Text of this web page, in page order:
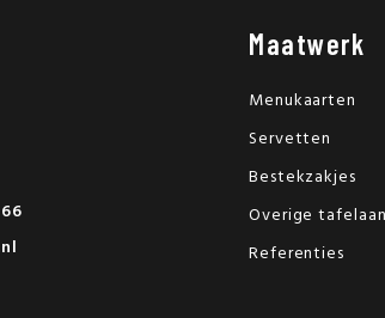
Maatwerk
Menukaarten
Servetten
Bestekzakjes
Overige
Referenties